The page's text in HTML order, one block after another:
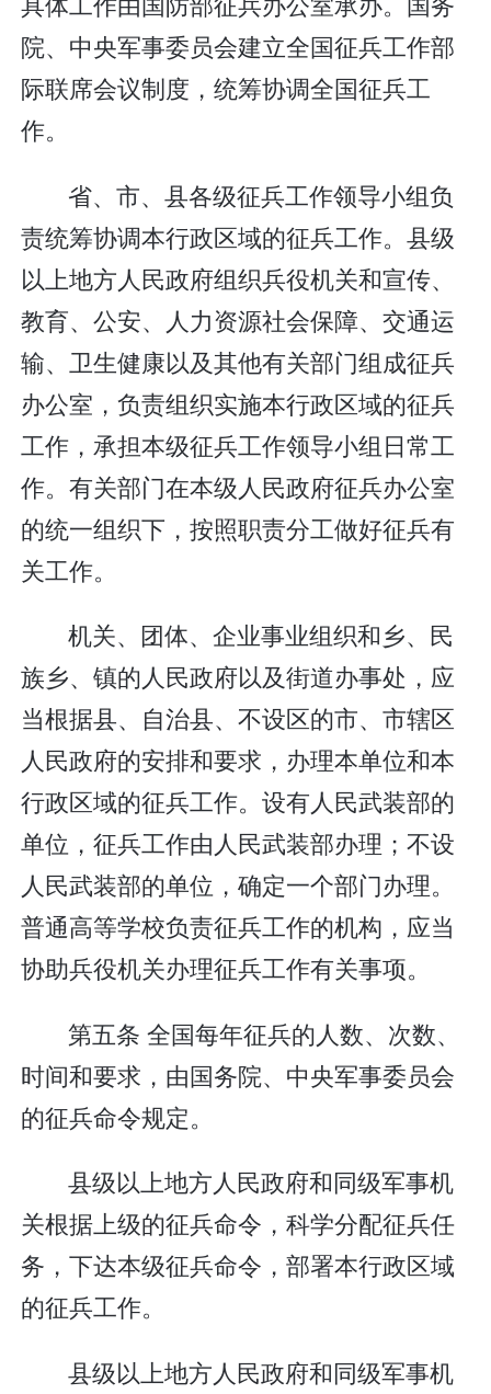
院、中央军事委员会建立全国征兵工作部
际联席会议制度，统筹协调全国征兵工
作。
省、市、县各级征兵工作领导小组负
责统筹协调本行政区域的征兵工作。县级
以上地方人民政府组织兵役机关和宣传、
教育、公安、人力资源社会保障、交通运
输、卫生健康以及其他有关部门组成征兵
办公室，负责组织实施本行政区域的征兵
工作，承担本级征兵工作领导小组日常工
作。有关部门在本级人民政府征兵办公室
的统一组织下，按照职责分工做好征兵有
关工作。
机关、团体、企业事业组织和乡、民
族乡、镇的人民政府以及街道办事处，应
当根据县、自治县、不设区的市、市辖区
人民政府的安排和要求，办理本单位和本
行政区域的征兵工作。设有人民武装部的
单位，征兵工作由人民武装部办理；不设
人民武装部的单位，确定一个部门办理。
普通高等学校负责征兵工作的机构，应当
协助兵役机关办理征兵工作有关事项。
第五条 全国每年征兵的人数、次数、
时间和要求，由国务院、中央军事委员会
的征兵命令规定。
县级以上地方人民政府和同级军事机
关根据上级的征兵命令，科学分配征兵任
务，下达本级征兵命令，部署本行政区域
的征兵工作。
县级以上地方人民政府和同级军事机